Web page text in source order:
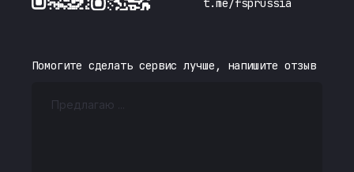
t.me/fsprussia
Помогите сделать сервис лучше, напишите отзыв